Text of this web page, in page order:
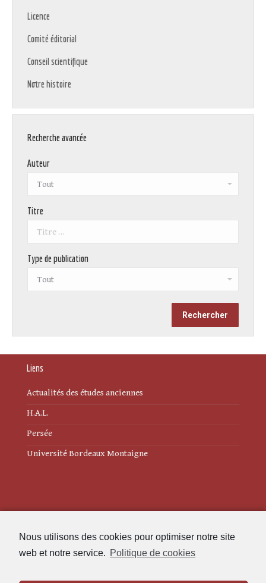
Nous utilisons des cookies pour optimiser notre site
web et notre service. Politique de cookies
Licence
Comité éditorial
Conseil scientifique
Notre histoire
Recherche avancée
Auteur
Titre
Type de publication
Liens
Actualités des études anciennes
H.A.L.
Persée
Université Bordeaux Montaigne
Politique de cookies (UE)